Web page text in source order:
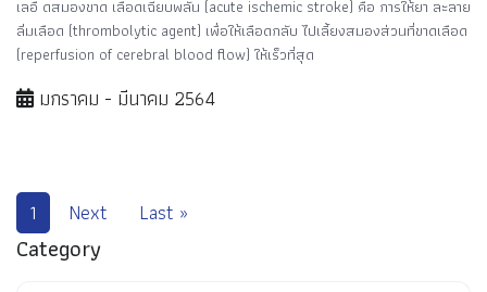
เลอื ดสมองขาด เลือดเฉียบพลัน (acute ischemic stroke) คือ การให้ยา ละลาย
ลิ่มเลือด (thrombolytic agent) เพื่อให้เลือดกลับ ไปเลี้ยงสมองส่วนที่ขาดเลือด
(reperfusion of cerebral blood flow) ให้เร็วที่สุด
มกราคม - มีนาคม 2564
1 Next Last »
Category